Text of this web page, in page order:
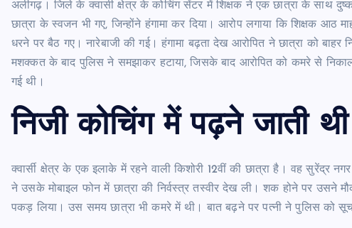
अलीगढ़। जिले के क्वार्सी क्षेत्र के कोचिंग सेंटर में शिक्षक ने एक छात्रा के साथ
छात्रा के स्वजन भी गए, जिन्होंने हंगामा कर दिया। आरोप लगाया कि शिक्षक आठ
धरने पर बैठ गए। नारेबाजी की गई। हंगामा बढ़ता देख आरोपित ने छात्रा को
मशक्कत के बाद पुलिस ने समझाकर हटाया, जिसके बाद आरोपित को कमरे से
गई थी।
निजी कोचिंग में पढ़ने जाती थी
क्वार्सी क्षेत्र के एक इलाके में रहने वाली किशोरी 12वीं की छात्रा है। वह सुरेंद्र
ने उसके मोबाइल फोन में छात्रा की निर्वस्त्र तस्वीर देख ली। शक होने पर उसने
पकड़ लिया। उस समय छात्रा भी कमरे में थी। बात बढ़ने पर पत्नी ने पुलिस को